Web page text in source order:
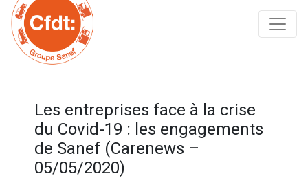
Les entreprises face à la crise
du Covid-19 : les engagements
de Sanef (Carenews –
05/05/2020)